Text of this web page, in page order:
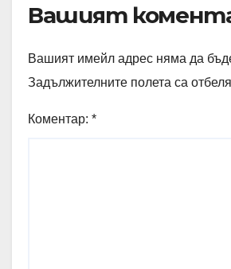
Вашият
Вашият имейл адрес няма да
Задължителните полета са
Коментар: *